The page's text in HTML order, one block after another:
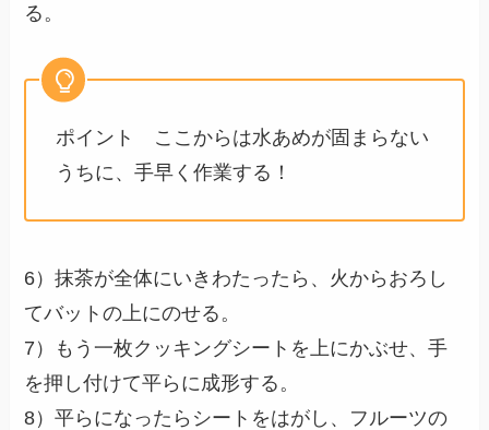
る。
ポイント ここからは水あめが固まらない
うちに、手早く作業する！
6）抹茶が全体にいきわたったら、火からおろし
てバットの上にのせる。
7）もう一枚クッキングシートを上にかぶせ、手
を押し付けて平らに成形する。
8）平らになったらシートをはがし、フルーツの